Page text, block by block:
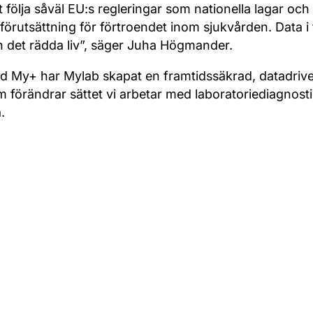
följa såväl EU:s regleringar som nationella lagar
för förtroendet inom sjukvården. Data
det rädda liv”, säger Juha Högmander.
My+ har Mylab skapat en framtidssäkrad,
förändrar sättet vi arbetar med